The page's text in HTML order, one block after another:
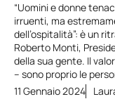
“Uomini e donne
irruenti, ma
dell’ospitalità”: è un
Roberto Monti,
della sua gente. Il
– sono proprio le
11 Gennaio 2024